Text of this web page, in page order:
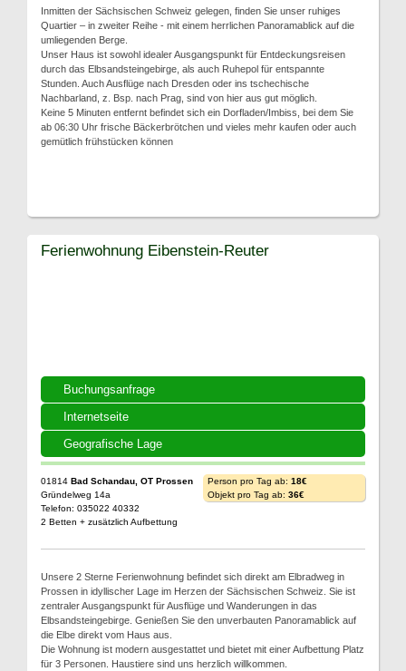
Inmitten der Sächsischen Schweiz gelegen, finden Sie unser ruhiges
Quartier – in zweiter Reihe - mit einem herrlichen Panoramablick auf die
umliegenden Berge.
Unser Haus ist sowohl idealer Ausgangspunkt für Entdeckungsreisen
durch das Elbsandsteingebirge, als auch Ruhepol für entspannte
Stunden. Auch Ausflüge nach Dresden oder ins tschechische
Nachbarland, z. Bsp. nach Prag, sind von hier aus gut möglich.
Keine 5 Minuten entfernt befindet sich ein Dorfladen/Imbiss, bei dem Sie
ab 06:30 Uhr frische Bäckerbrötchen und vieles mehr kaufen oder auch
gemütlich frühstücken können
Buchungsanfrage
Internetseite
Geografische Lage
Ferienwohnung Eibenstein-Reuter
01814 Bad Schandau, OT Prossen
Gründelweg 14a
Telefon: 035022 40332
2 Betten + zusätzlich Aufbettung
Person pro Tag ab: 18€
Objekt pro Tag ab: 36€
Unsere 2 Sterne Ferienwohnung befindet sich direkt am Elbradweg in
Prossen in idyllischer Lage im Herzen der Sächsischen Schweiz. Sie ist
zentraler Ausgangspunkt für Ausflüge und Wanderungen in das
Elbsandsteingebirge. Genießen Sie den unverbauten Panoramablick auf
die Elbe direkt vom Haus aus.
Die Wohnung ist modern ausgestattet und bietet mit einer Aufbettung Platz
für 3 Personen. Haustiere sind uns herzlich willkommen.